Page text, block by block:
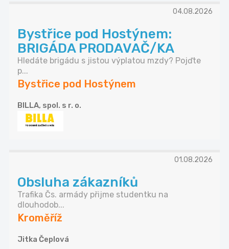
04.08.2026
Bystřice pod Hostýnem:
BRIGÁDA PRODAVAČ/KA
Hledáte brigádu s jistou výplatou mzdy? Pojďte
p...
Bystřice pod Hostýnem
BILLA, spol. s r. o.
01.08.2026
Obsluha zákazníků
Trafika Čs. armády přijme studentku na
dlouhodob...
Kroměříž
Jitka Čeplová